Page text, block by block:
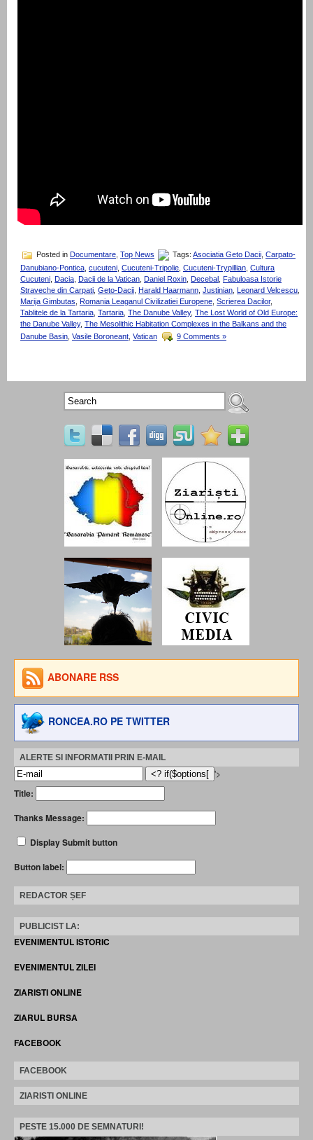
Posted in Documentare Top News Tags: Asociatia Geto Dacii Carpato-
Danubiano-Pontica, cucuteni, Cucuteni-Tripolie, Cucuteni-Trypillian, Cultura
Cucuteni, Dacia, Dacii de la Vatican, Daniel Roxin, Decebal , Fabuloasa Istorie
Straveche din Carpati, Geto-Dacii, Harald Haarmann, Justinian, Leonard Velcescu,
Marija Gimbutas, Romania Leaganul Civilizatiei Europene, Scrierea Dacilor,
Tablitele de la Tartaria, Tartaria, The Danube Valley, The Lost World of Old Europe:
the Danube Valley, The Mesolithic Habitation Complexes in the Balkans and the
Danube Basin Vasile Boroneant Vatican 9 Comments »
ABONARE RSS
RONCEA.RO PE TWITTER
ALERTE SI INFORMATII PRIN E-MAIL
'>
Title:
Thanks Message:
Display Submit button
Button label:
REDACTOR ȘEF
PUBLICIST LA:
EVENIMENTUL ISTORIC
EVENIMENTUL ZILEI
ZIARISTI ONLINE
ZIARUL BURSA
FACEBOOK
FACEBOOK
ZIARISTI ONLINE
PESTE 15.000 DE SEMNATURI!